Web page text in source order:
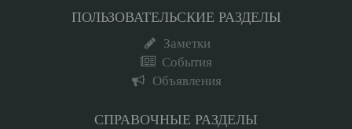
ПОЛЬЗОВАТЕЛЬСКИЕ РАЗДЕЛЫ
Заметки
События
Объявления
СПРАВОЧНЫЕ РАЗДЕЛЫ